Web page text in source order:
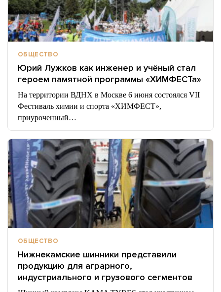
ОБЩЕСТВО
Юрий Лужков как инженер и учёный стал
героем памятной программы «ХИМФЕСТа»
На территории ВДНХ в Москве 6 июня состоялся VII
Фестиваль химии и спорта «ХИМФЕСТ»,
приуроченный…
ОБЩЕСТВО
Нижнекамские шинники представили
продукцию для аграрного,
индустриального и грузового сегментов